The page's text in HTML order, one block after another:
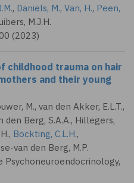
, Daniëls, M., Van, H., Peen,
M.J.H.
(2023)
childhood trauma on hair
and their young
M., van den Akker, E.L.T.,
den Berg, S.A.A., Hillegers,
Bockting, C.L.H.,
van den Berg, M.P.
Psychoneuroendocrinology,